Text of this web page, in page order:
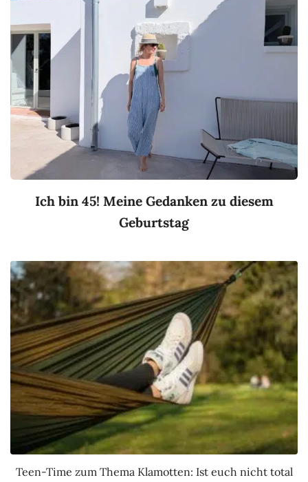
Ich bin 45! Meine Gedanken zu diesem
Geburtstag
Teen-Time zum Thema Klamotten: Ist euch nicht total